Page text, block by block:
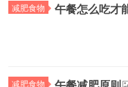
减肥食物 午餐怎么吃才
减肥食物